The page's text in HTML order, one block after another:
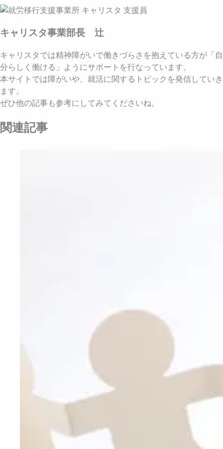
キャリスタ事業部長 辻
キャリスタでは精神障がいで働きづらさを抱えている方が「自
分らしく働ける」ようにサポートを行なっています。
本サイトでは障がいや、就活に関するトピックを発信していき
ます。
ぜひ他の記事も参考にしてみてくださいね。
関連記事